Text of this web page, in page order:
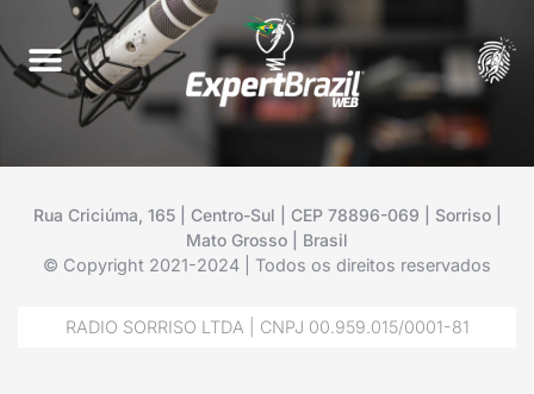
Rua Criciúma, 165 | Centro-Sul | CEP 78896-069 | Sorriso |
Mato Grosso | Brasil
© Copyright 2021-2024 | Todos os direitos reservados
RADIO SORRISO LTDA | CNPJ 00.959.015/0001-81